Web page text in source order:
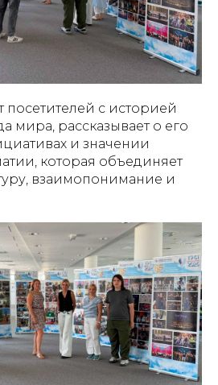
посетителей с историей
мира, рассказывает о его
и значении
которая объединяет
взаимопонимание и